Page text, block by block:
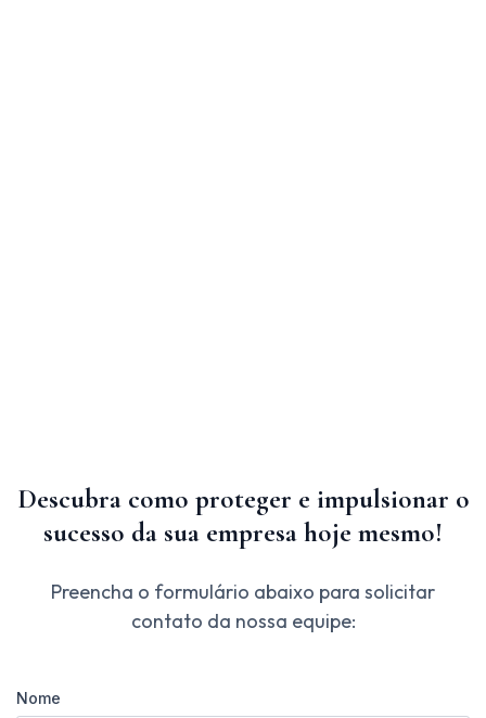
Descubra como proteger e impulsionar o
sucesso da sua empresa hoje mesmo!
Preencha o formulário abaixo para solicitar
contato da nossa equipe:
Nome